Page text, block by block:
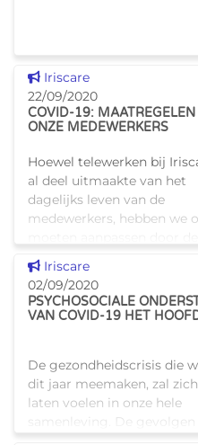
Dit nieuws tonen
Iriscare
22/09/2020
COVID-19:
ONZE MEDEWERKERS
Hoewel telewerken bij
al deel uitmaakte van het
dagelijks leven van de
medewerkers, hebben we
gezondheidscrisis. We
verschillende maatregelen
genomen zodat
Dit nieuws tonen
Iriscare
02/09/2020
PSYCHOSOCIALE
VAN COVID-19 HET
De gezondheidscrisis die
dit jaar meemaken, zal zich
laten voelen in onze hele
samenleving. De gevolgen